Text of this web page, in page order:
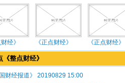
经》 《正点财经》 《正点财经》
《整点财经》
国财经报道》 20190829 15:00